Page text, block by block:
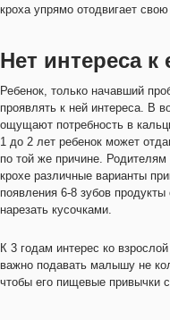
кроха упрямо отодвигает
Нет интереса к
Ребенок, только начавший
проявлять к ней интереса. В
ощущают потребность в
1 до 2 лет ребенок может
по той же причине. Родителям
крохе различные варианты
появления 6-8 зубов
нарезать кусочками.
К 3 годам интерес ко
важно подавать малышу не
чтобы его пищевые привычки